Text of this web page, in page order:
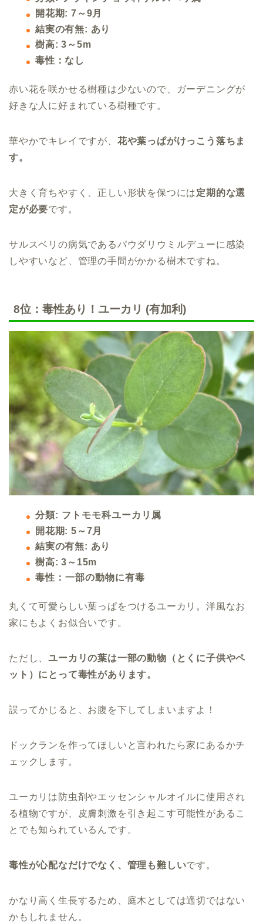
開花期: 7～9月
結実の有無: あり
樹高: 3～5m
毒性：なし
赤い花を咲かせる樹種は少ないので、ガーデニングが
好きな人に好まれている樹種です。
華やかでキレイですが、 花や葉っぱがけっこう落ちま
す。
大きく育ちやすく、正しい形状を保つには定期的な選
定が必要です。
サルスベリの病気であるパウダリウミルデューに感染
しやすいなど、管理の手間がかかる樹木ですね。
8位：毒性あり！ユーカリ (有加利)
分類: フトモモ科ユーカリ属
開花期: 5～7月
結実の有無: あり
樹高: 3～15m
毒性：一部の動物に有毒
丸くて可愛らしい葉っぱをつけるユーカリ。洋風なお
家にもよくお似合いです。
ただし、ユーカリの葉は一部の動物（とくに子供やペ
ット）にとって毒性があります。
誤ってかじると、お腹を下してしまいますよ！
ドックランを作ってほしいと言われたら家にあるかチ
ェックします。
ユーカリは防虫剤やエッセンシャルオイルに使用され
る植物ですが、皮膚刺激を引き起こす可能性があるこ
とでも知られているんです。
毒性が心配なだけでなく、管理も難しいです。
かなり高く生長するため、庭木としては適切ではない
かもしれません。